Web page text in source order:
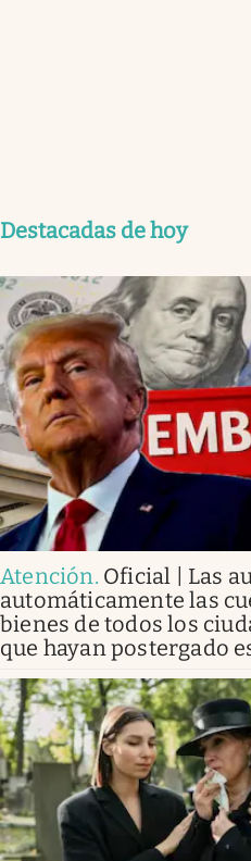
Destacadas de hoy
Atención. Oficial | Las
automáticamente las
bienes de todos los
que hayan postergado